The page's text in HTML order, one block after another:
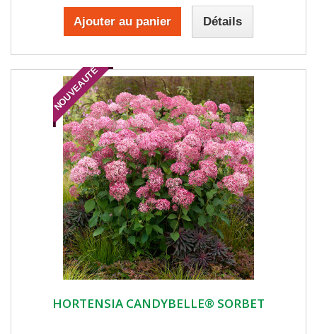
Ajouter au panier Détails
NOUVEAUTÉ
HORTENSIA CANDYBELLE® SORBET